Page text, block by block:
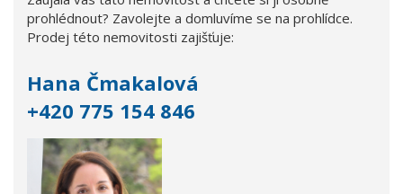
prohlédnout? Zavolejte a domluvíme se na prohlídce.
Prodej této nemovitosti zajišťuje:
Hana Čmakalová
+420 775 154 846